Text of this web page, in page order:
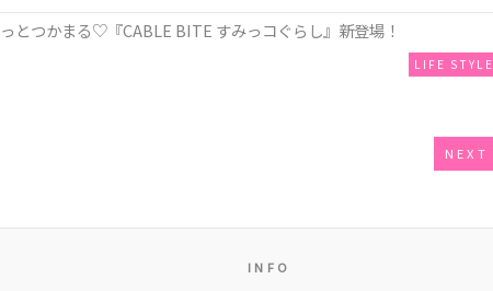
とつかまる♡『CABLE BITE すみっコぐらし』新登場！
LIFE STYLE
NEXT
INFO